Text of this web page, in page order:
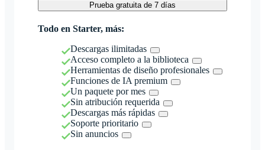
Prueba gratuita de 7 días
Todo en Starter, más:
Descargas ilimitadas
Acceso completo a la biblioteca
Herramientas de diseño profesionales
Funciones de IA premium
Un paquete por mes
Sin atribución requerida
Descargas más rápidas
Soporte prioritario
Sin anuncios